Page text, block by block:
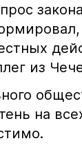
из
на